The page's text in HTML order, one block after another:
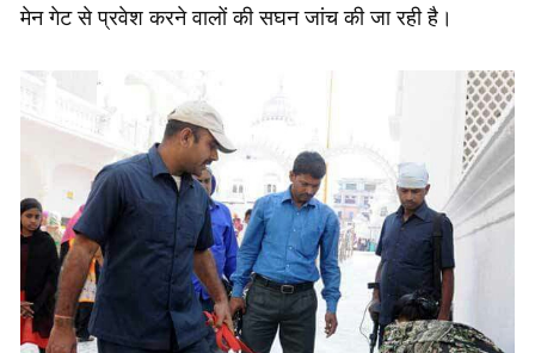
मेन गेट से प्रवेश करने वालों की सघन जांच की जा रही है।